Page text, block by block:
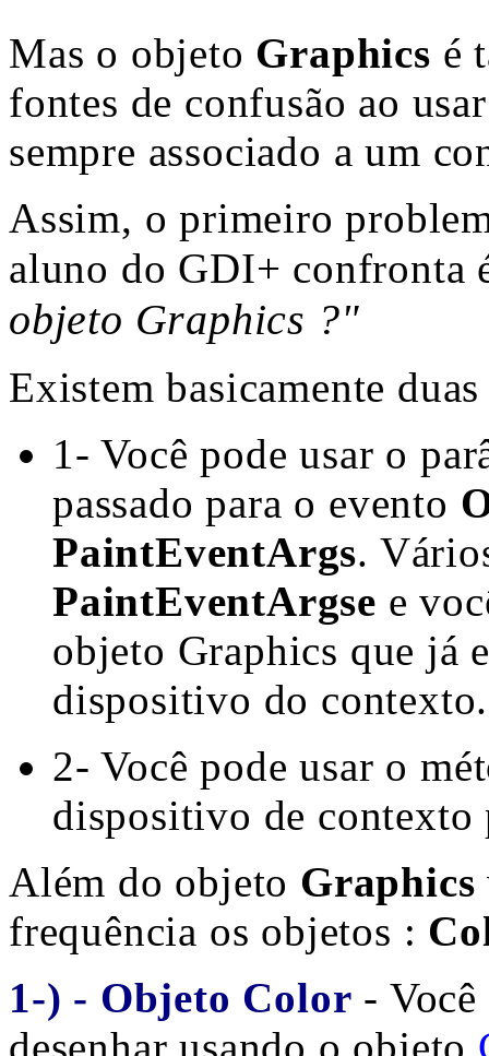
Mas o objeto Graphics é
fontes de confusão ao
sempre associado a um
Assim, o primeiro
aluno do GDI+ confronta
objeto Graphics ?"
Existem basicamente
1- Você pode usar o
passado para o evento
PaintEventArgs.
PaintEventArgse e
objeto Graphics que já
dispositivo do contexto.
2- Você pode usar o
dispositivo de
Além do objeto Graphics
frequência os objetos :
1-) - Objeto Color -